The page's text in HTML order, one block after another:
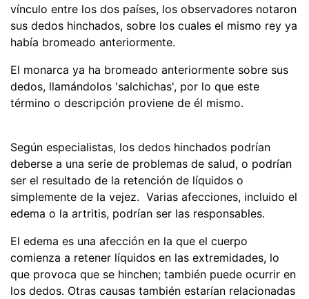
vínculo entre los dos países, los observadores notaron
sus dedos hinchados, sobre los cuales el mismo rey ya
había bromeado anteriormente.
El monarca ya ha bromeado anteriormente sobre sus
dedos, llamándolos 'salchichas', por lo que este
término o descripción proviene de él mismo.
Según especialistas, los dedos hinchados podrían
deberse a una serie de problemas de salud, o podrían
ser el resultado de la retención de líquidos o
simplemente de la vejez. Varias afecciones, incluido el
edema o la artritis, podrían ser las responsables.
El edema es una afección en la que el cuerpo
comienza a retener líquidos en las extremidades, lo
que provoca que se hinchen; también puede ocurrir en
los dedos. Otras causas también estarían relacionadas